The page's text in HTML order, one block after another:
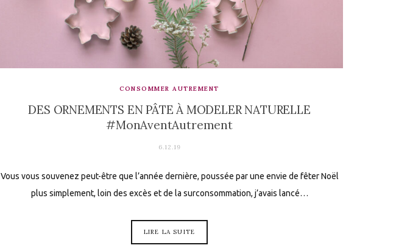
CONSOMMER AUTREMENT
DES ORNEMENTS EN PÂTE À MODELER NATURELLE
#MonAventAutrement
6.12.19
Vous vous souvenez peut-être que l’année dernière, poussée par une envie de fêter Noël
plus simplement, loin des excès et de la surconsommation, j’avais lancé…
LIRE LA SUITE